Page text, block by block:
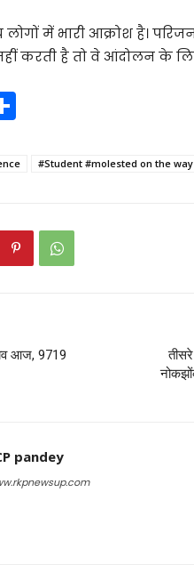
में भारी आक्रोश है।
करती है तो वे आंदोलन के
ar#Student #molested on the way
आज, 9719
pandey